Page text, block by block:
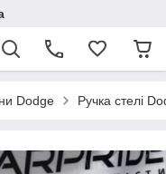
Dodge Ручка стелі